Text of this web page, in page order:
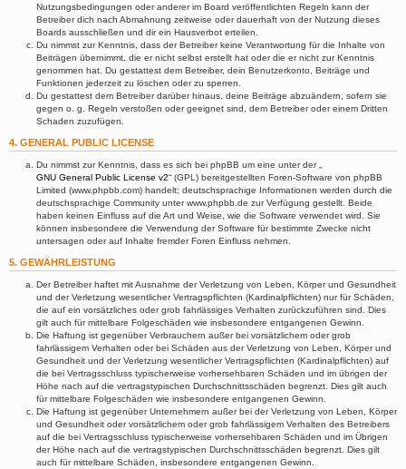
Nutzungsbedingungen oder anderer im Board veröffentlichten Regeln kann der
Betreiber dich nach Abmahnung zeitweise oder dauerhaft von der Nutzung dieses
Boards ausschließen und dir ein Hausverbot erteilen.
Du nimmst zur Kenntnis, dass der Betreiber keine Verantwortung für die Inhalte von
Beiträgen übernimmt, die er nicht selbst erstellt hat oder die er nicht zur Kenntnis
genommen hat. Du gestattest dem Betreiber, dein Benutzerkonto, Beiträge und
Funktionen jederzeit zu löschen oder zu sperren.
Du gestattest dem Betreiber darüber hinaus, deine Beiträge abzuändern, sofern sie
gegen o. g. Regeln verstoßen oder geeignet sind, dem Betreiber oder einem Dritten
Schaden zuzufügen.
4. GENERAL PUBLIC LICENSE
Du nimmst zur Kenntnis, dass es sich bei phpBB um eine unter der „
GNU General Public License v2“ (GPL) bereitgestellten Foren-Software von phpBB
Limited (www.phpbb.com) handelt; deutschsprachige Informationen werden durch die
deutschsprachige Community unter www.phpbb.de zur Verfügung gestellt. Beide
haben keinen Einfluss auf die Art und Weise, wie die Software verwendet wird. Sie
können insbesondere die Verwendung der Software für bestimmte Zwecke nicht
untersagen oder auf Inhalte fremder Foren Einfluss nehmen.
5. GEWÄHRLEISTUNG
Der Betreiber haftet mit Ausnahme der Verletzung von Leben, Körper und Gesundheit
und der Verletzung wesentlicher Vertragspflichten (Kardinalpflichten) nur für Schäden,
die auf ein vorsätzliches oder grob fahrlässiges Verhalten zurückzuführen sind. Dies
gilt auch für mittelbare Folgeschäden wie insbesondere entgangenen Gewinn.
Die Haftung ist gegenüber Verbrauchern außer bei vorsätzlichem oder grob
fahrlässigem Verhalten oder bei Schäden aus der Verletzung von Leben, Körper und
Gesundheit und der Verletzung wesentlicher Vertragspflichten (Kardinalpflichten) auf
die bei Vertragsschluss typischerweise vorhersehbaren Schäden und im übrigen der
Höhe nach auf die vertragstypischen Durchschnittsschäden begrenzt. Dies gilt auch
für mittelbare Folgeschäden wie insbesondere entgangenen Gewinn.
Die Haftung ist gegenüber Unternehmern außer bei der Verletzung von Leben, Körper
und Gesundheit oder vorsätzlichem oder grob fahrlässigem Verhalten des Betreibers
auf die bei Vertragsschluss typischerweise vorhersehbaren Schäden und im Übrigen
der Höhe nach auf die vertragstypischen Durchschnittsschäden begrenzt. Dies gilt
auch für mittelbare Schäden, insbesondere entgangenen Gewinn.